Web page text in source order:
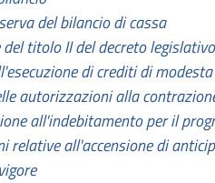
del bilancio di cassa
titolo II del decreto
di crediti di
autorizzazioni alla
all'indebitamento per il
relative all'accensione di